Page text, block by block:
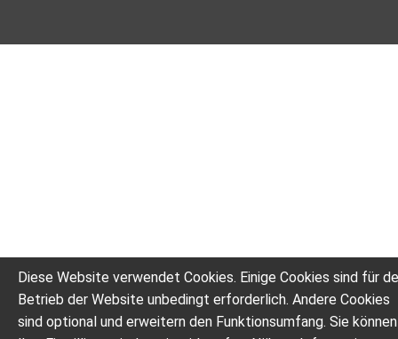
Diese Website verwendet Cookies. Einige Cookies sind für
Betrieb der Website unbedingt erforderlich. Andere Cookies
sind optional und erweitern den Funktionsumfang. Sie können